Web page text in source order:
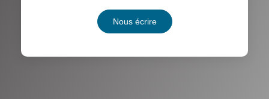
Nous écrire